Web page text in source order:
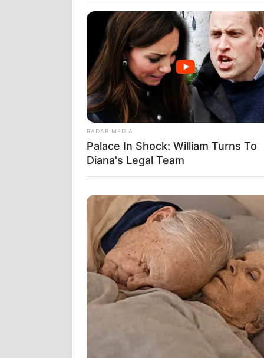
ΓΡΑΦΕΙ
“Στις άρτι
Κατσίκια.
δέντρα αλλά
μαθήματα
περισσότερων.
Στα ΕΠΑΛ
Το δάσος
κάποιος,
και τον
φορολογία
απολαμβάνει).
RADAR MEDIA
Palace In Shock: William Turns To
Diana's Legal Team